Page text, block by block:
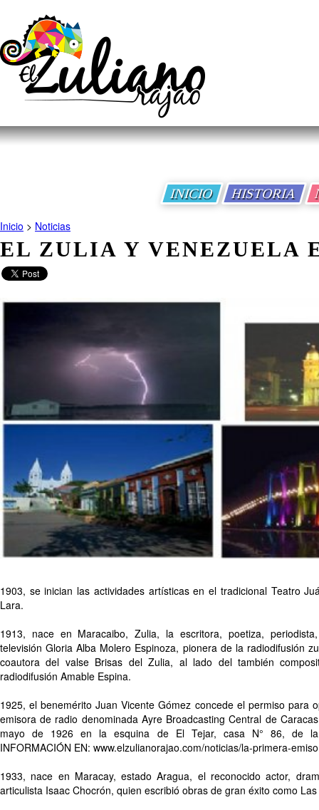
INICIO HISTORIA
Inicio > Noticias
EL ZULIA Y VENEZUELA
1903, se inician las actividades artísticas en el tradicional Teatro
Lara.
1913, nace en Maracaibo, Zulia, la escritora, poetiza,
televisión Gloria Alba Molero Espinoza, pionera de la radiodifusión
coautora del valse Brisas del Zulia, al lado del también
radiodifusión Amable Espina.
1925, el benemérito Juan Vicente Gómez concede el permiso para
emisora de radio denominada Ayre Broadcasting Central de
mayo de 1926 en la esquina de El Tejar, casa N° 86, de la
INFORMACIÓN EN: www.elzulianorajao.com/noticias/la-primera-
1933, nace en Maracay, estado Aragua, el reconocido actor,
articulista Isaac Chocrón, quien escribió obras de gran éxito como